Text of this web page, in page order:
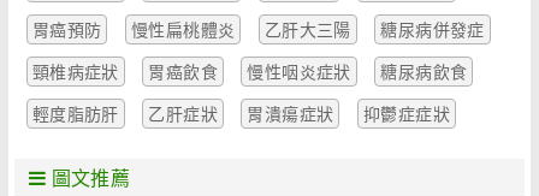
胃癌預防
慢性扁桃體炎 乙肝大三陽
糖尿病併發症
頸椎病症狀
胃癌飲食 慢性咽炎症狀
糖尿病飲食
輕度脂肪肝
乙肝症狀 胃潰瘍症狀 抑鬱症症狀
圖文推薦